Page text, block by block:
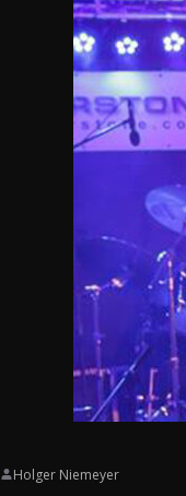
Holger Niemeyer